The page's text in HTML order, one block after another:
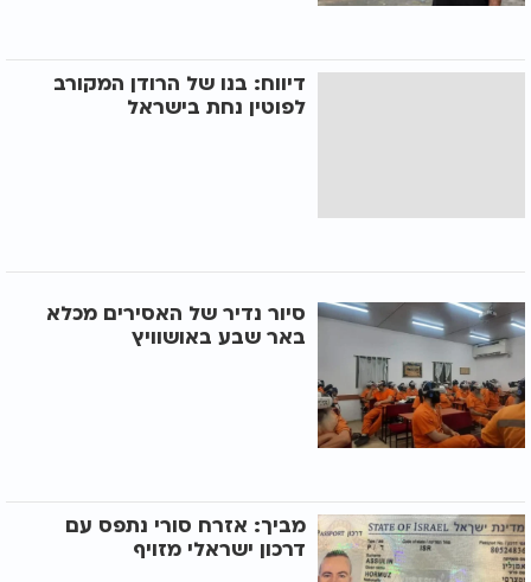
דיווח: בנו של הרודן המקורב
לפוטין נחת בישראל
סיור נדיר של האסירים מכלא
באר שבע באושוויץ
מביך: אזרח סורי נתפס עם
דרכון ישראלי מזויף